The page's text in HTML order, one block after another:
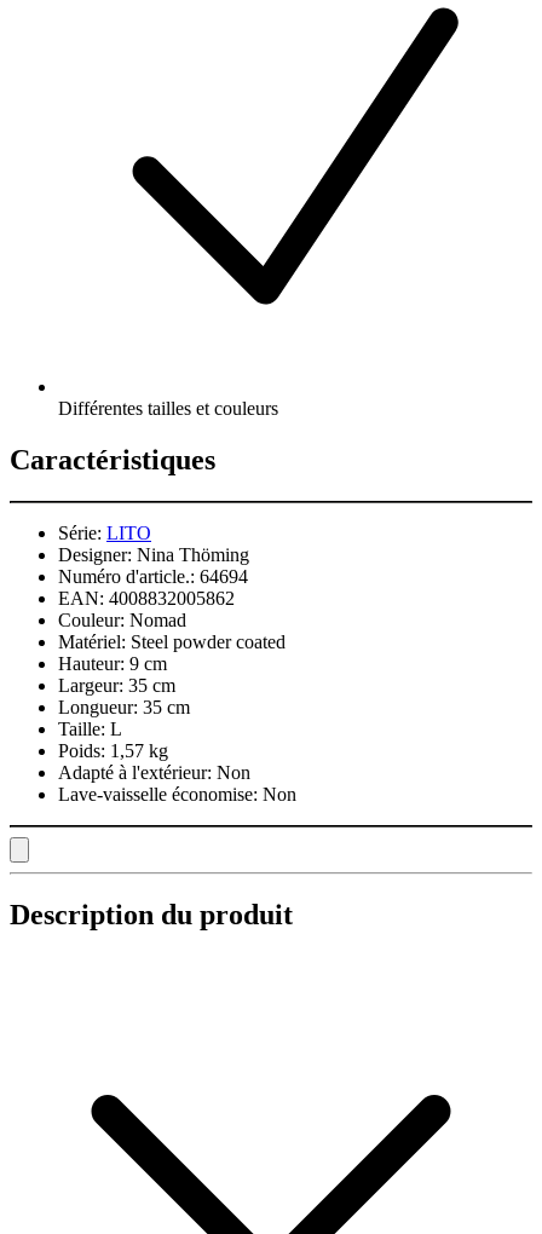
Différentes tailles et couleurs
Caractéristiques
Série: LITO
Designer: Nina Thöming
Numéro d'article.: 64694
EAN: 4008832005862
Couleur: Nomad
Matériel: Steel powder coated
Hauteur: 9 cm
Largeur: 35 cm
Longueur: 35 cm
Taille: L
Poids: 1,57 kg
Adapté à l'extérieur: Non
Lave-vaisselle économise: Non
Description du produit